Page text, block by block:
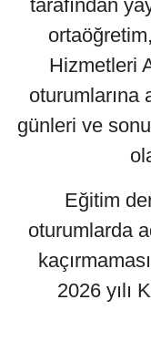
tarafından
Hizmetleri
oturumlarına
günleri ve
Eğitim
oturumlarda
2026 yılı